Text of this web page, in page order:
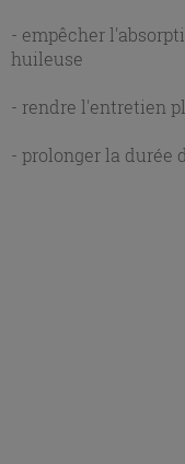
- empêcher
huileuse
- rendre l'entretien
- prolonger la durée